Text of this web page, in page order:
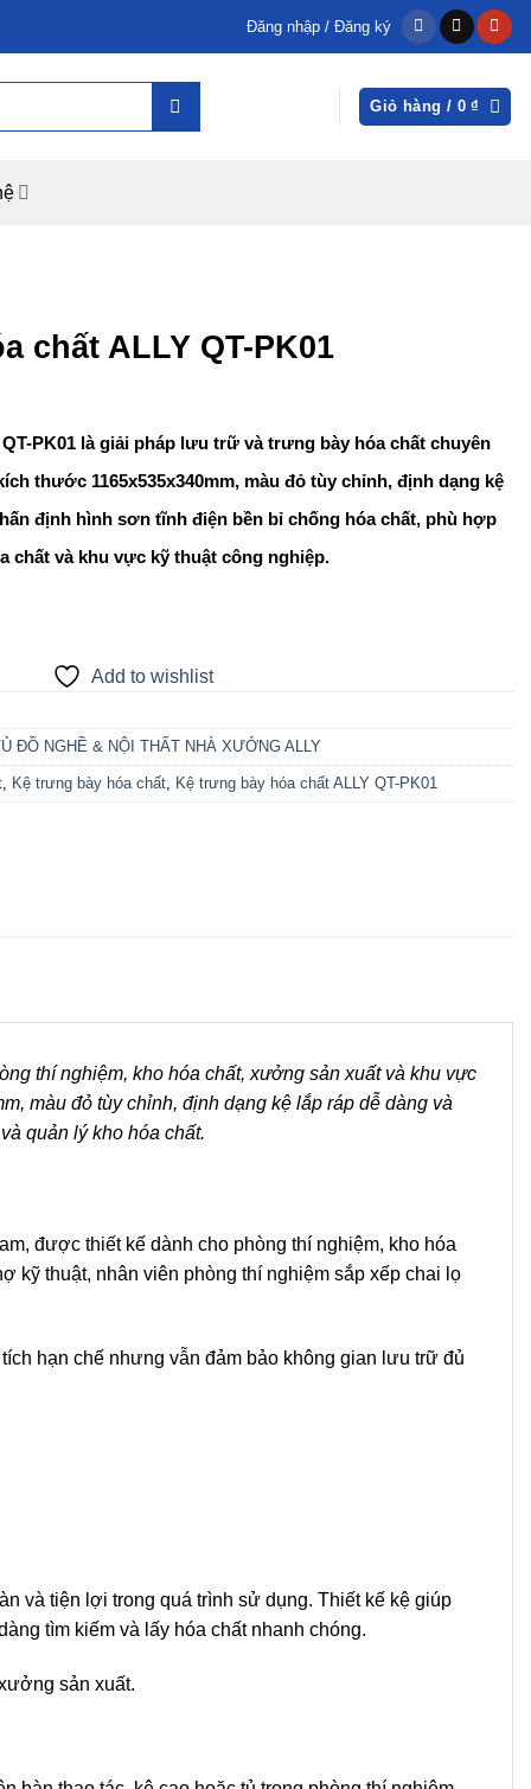
Đăng nhập / Đăng ký
Giỏ hàng / 0₫
chất ALLY QT-PK01
PK01 là giải pháp lưu trữ và trưng bày hóa chất chuyên
thước 1165x535x340mm, màu đỏ tùy chỉnh, định dạng kệ
định hình sơn tĩnh điện bền bỉ chống hóa chất, phù hợp
chất và khu vực kỹ thuật công nghiệp.
Add to wishlist
ĐỒ NGHỀ & NỘI THẤT NHÀ XƯỞNG ALLY
, Kệ trưng bày hóa chất, Kệ trưng bày hóa chất ALLY QT-PK01
thí nghiệm, kho hóa chất, xưởng sản xuất và khu vực
màu đỏ tùy chỉnh, định dạng kệ lắp ráp dễ dàng và
quản lý kho hóa chất.
được thiết kế dành cho phòng thí nghiệm, kho hóa
kỹ thuật, nhân viên phòng thí nghiệm sắp xếp chai lọ
hạn chế nhưng vẫn đảm bảo không gian lưu trữ đủ
và tiện lợi trong quá trình sử dụng. Thiết kế kệ giúp
tìm kiếm và lấy hóa chất nhanh chóng.
sản xuất.